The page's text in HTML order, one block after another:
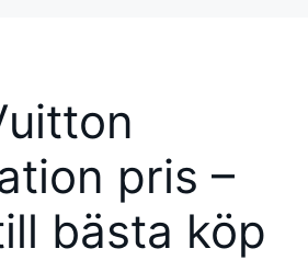
pris –
bästa köp